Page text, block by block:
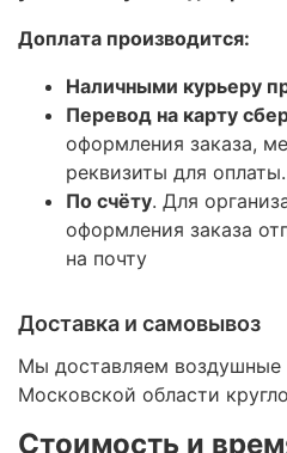
Доплата производится:
Наличными курьеру
Перевод на карту
оформления заказа,
реквизиты для оплаты.
По счёту. Для
оформления заказа
на почту
Доставка и самовывоз
Мы доставляем
Московской области
Стоимость и